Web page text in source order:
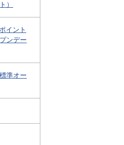
）
イント
ンデー
準オー